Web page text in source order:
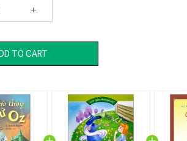
TO CART